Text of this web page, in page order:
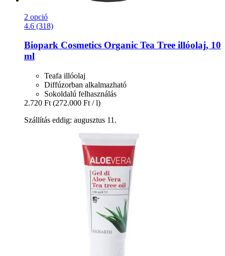
2 opció
4.6 (318)
Biopark Cosmetics Organic Tea Tree illóolaj, 10
ml
Teafa illóolaj
Diffúzorban alkalmazható
Sokoldalú felhasználás
2.720 Ft (272.000 Ft / l)
Szállítás eddig: augusztus 11.